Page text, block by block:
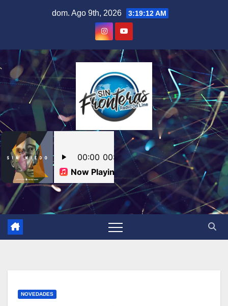
dom. Ago 9th, 2026 3:19:13 AM
NOVEDADES